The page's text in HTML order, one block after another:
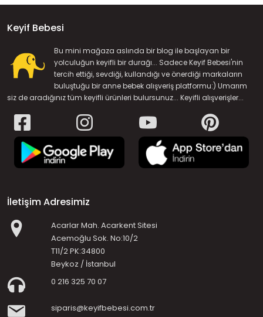
Keyif Bebesi
Bu mini mağaza aslında bir blog ile başlayan bir
yolculuğun keyifli bir durağı... Sadece Keyif Bebesi'nin
tercih ettiği, sevdiği, kullandığı ve önerdiği markaların
buluştuğu bir anne bebek alışveriş platformu:) Umarım
siz de aradığınız tüm keyifli ürünleri bulursunuz... Keyifli alışverişler...
İletişim Adresimiz
Acarlar Mah. Acarkent Sitesi
Acemoğlu Sok. No:10/2
T11/2 PK:34800
Beykoz / İstanbul
0 216 325 70 07
siparis@keyifbebesi.com.tr